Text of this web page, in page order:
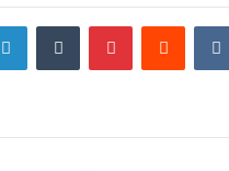
LinkedInTumblr PinterestReddit